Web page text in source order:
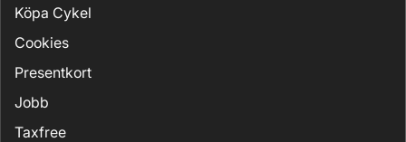
Köpa Cykel
Cookies
Presentkort
Jobb
Taxfree